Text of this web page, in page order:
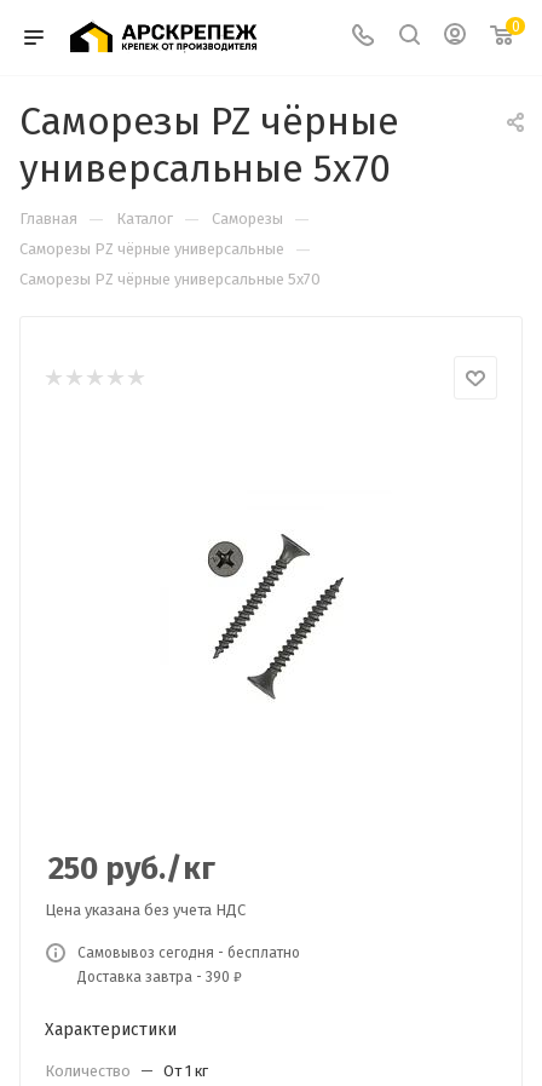
0
Саморезы PZ чёрные
универсальные 5х70
Главная — Каталог — Саморезы —
Cаморезы PZ чёрные универсальные —
Саморезы PZ чёрные универсальные 5х70
250 руб./кг
Цена указана без учета НДС
Самовывоз сегодня - бесплатно
Доставка завтра - 390 ₽
Характеристики
Количество — От 1 кг